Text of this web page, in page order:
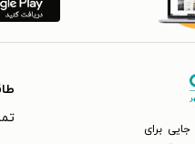
برای